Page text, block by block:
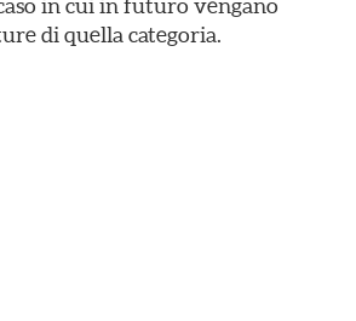
in cui in futuro vengano
di quella categoria.